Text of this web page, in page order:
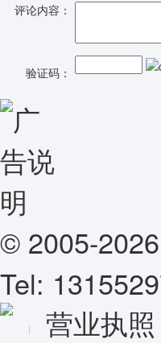
评论内容：
验证码：
© 2005-
Tel:
营业执照